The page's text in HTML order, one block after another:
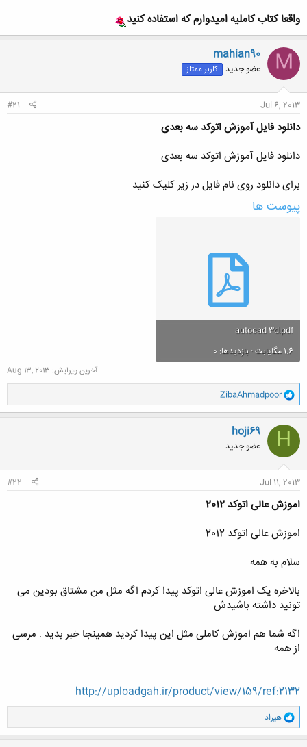
واقعا کتاب کاملیه امیدوارم که استفاده کنید
M
mahian90
عضو جدید کاربر ممتاز
Jul 6, 2013
#21
دانلود فایل آموزش اتوکد سه بعدی
دانلود فایل آموزش اتوکد سه بعدی
برای دانلود روی نام فایل در زیر کلیک کنید
پیوست ها
autocad 3d.pdf
1.6 مگایابت · بازدیدها: 0
آخرین ویرایش: Aug 13, 2013
و
ا
ک
ن
ش
ه
ا
ZibaAhmadpoor
H
hoji69
عضو جدید
Jul 11, 2013
#22
اموزش عالی اتوکد 2012
اموزش عالی اتوکد 2012
سلام به همه
بالاخره یک اموزش عالی اتوکد پیدا کردم اگه مثل من مشتاق بودین می
تونید داشته باشیدش
اگه شما هم اموزش کاملی مثل این پیدا کردید همینجا خبر بدید . مرسی
از همه
http://uploadgah.ir/product/view/159/ref:2132
و
ا
ک
هیراد